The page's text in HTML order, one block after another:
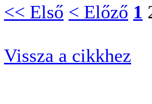
<< Első < Előző 1
Vissza a cikkhez